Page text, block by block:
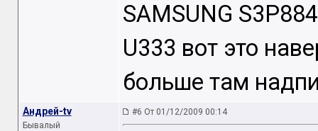
SAMSUNG
U333 вот это
больше там
Андрей-tv
Бывалый
#6 От 01/12/2009 00:14